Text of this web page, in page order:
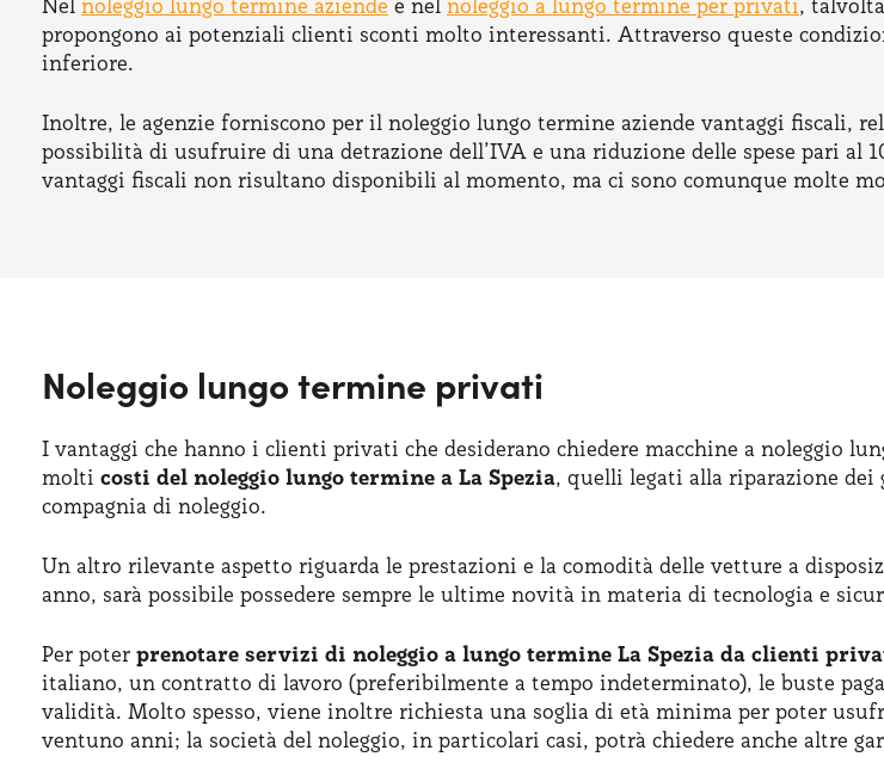
propongono ai potenziali clienti sconti molto interessanti. Attraverso queste
inferiore.
Inoltre, le agenzie forniscono per il noleggio lungo termine aziende vantaggi fiscali,
possibilità di usufruire di una detrazione dell’IVA e una riduzione delle spese pari
vantaggi fiscali non risultano disponibili al momento, ma ci sono comunque molte
Noleggio lungo termine privati
I vantaggi che hanno i clienti privati che desiderano chiedere macchine a noleggio
molti costi del noleggio lungo termine a La Spezia, quelli legati alla riparazione
compagnia di noleggio.
Un altro rilevante aspetto riguarda le prestazioni e la comodità delle vetture a
anno, sarà possibile possedere sempre le ultime novità in materia di tecnologia e
Per poter prenotare servizi di noleggio a lungo termine La Spezia da clienti
italiano, un contratto di lavoro (preferibilmente a tempo indeterminato), le buste
validità. Molto spesso, viene inoltre richiesta una soglia di età minima per poter
ventuno anni; la società del noleggio, in particolari casi, potrà chiedere anche altre